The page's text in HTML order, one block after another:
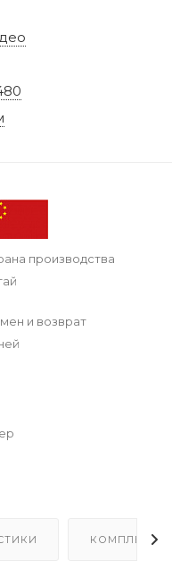
производства
и возврат